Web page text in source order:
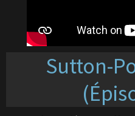
Sutton-